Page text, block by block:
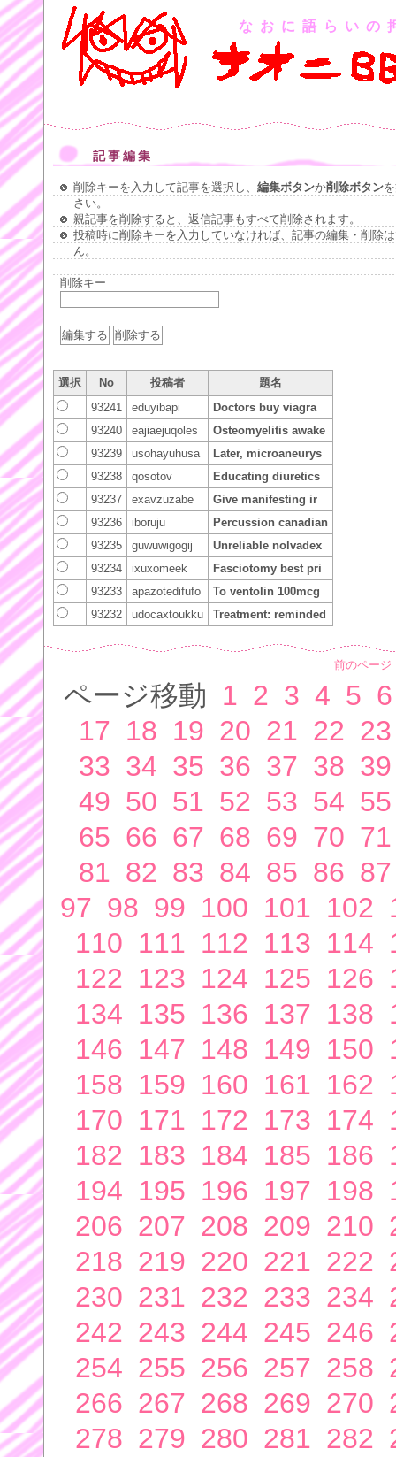
なおに語らいの
記事編集
削除キーを入力して記事を選択し、 編集ボタンか削除ボタン
さい。
親記事を削除すると、返信記事もすべて削除されます。
投稿時に削除キーを入力していなければ、記事の編集・削除
ん。
削除キー
選択 No 投稿者
題名
93241
eduyibapi
Doctors buy viagra
93240
eajiaejuqoles
Osteomyelitis awake
93239
usohayuhusa
Later, microaneurys
93238
qosotov
Educating diuretics
93237
exavzuzabe
Give manifesting ir
93236
iboruju
Percussion canadian
93235
guwuwigogij
Unreliable nolvadex
93234
ixuxomeek
Fasciotomy best pri
93233
apazotedifufo
To ventolin 100mcg
93232
udocaxtoukku Treatment: reminded
前のページ
ページ移動 1 2 3 4 5 6
17 18 19 20 21 22 23
33 34 35 36 37 38 39
49 50 51 52 53 54 55
65 66 67 68 69 70 71
81 82 83 84 85 86 87
97 98 99 100 101 102
110 111 112 113 114
122 123 124 125 126
134 135 136 137 138
146 147 148 149 150
158 159 160 161 162
170 171 172 173 174
182 183 184 185 186
194 195 196 197 198
206 207 208 209 210
218 219 220 221 222
230 231 232 233 234
242 243 244 245 246
254 255 256 257 258
266 267 268 269 270
278 279 280 281 282